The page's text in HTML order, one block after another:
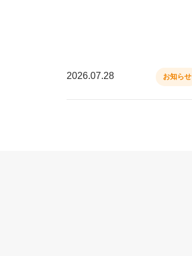
2026.07.28 お知らせ